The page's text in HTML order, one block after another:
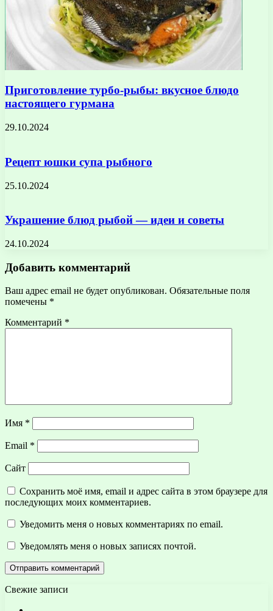
Приготовление турбо-рыбы: вкусное блюдо
настоящего гурмана
29.10.2024
Рецепт юшки супа рыбного
25.10.2024
Украшение блюд рыбой — идеи и советы
24.10.2024
Добавить комментарий
Ваш адрес email не будет опубликован. Обязательные поля
помечены *
Комментарий *
Имя *
Email *
Сайт
Сохранить моё имя, email и адрес сайта в этом браузере для
последующих моих комментариев.
Уведомить меня о новых комментариях по email.
Уведомлять меня о новых записях почтой.
Свежие записи